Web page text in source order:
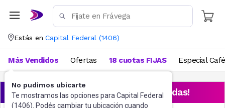
Estás en Capital Federal (1406)
No pudimos ubicarte
Te mostramos las opciones para Capital Federal
(1406). Podés cambiar tu ubicación cuando
Más Vendidos Ofertas 18 cuotas FIJAS Especial Café
¡Aprovechá las ofertas destacadas!